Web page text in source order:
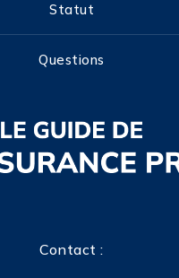
Statut
Questions
Contact :